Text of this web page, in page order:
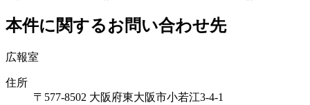
本件に関するお問い合わせ先
広報室
住所
〒577-8502 大阪府東大阪市小若江3-4-1